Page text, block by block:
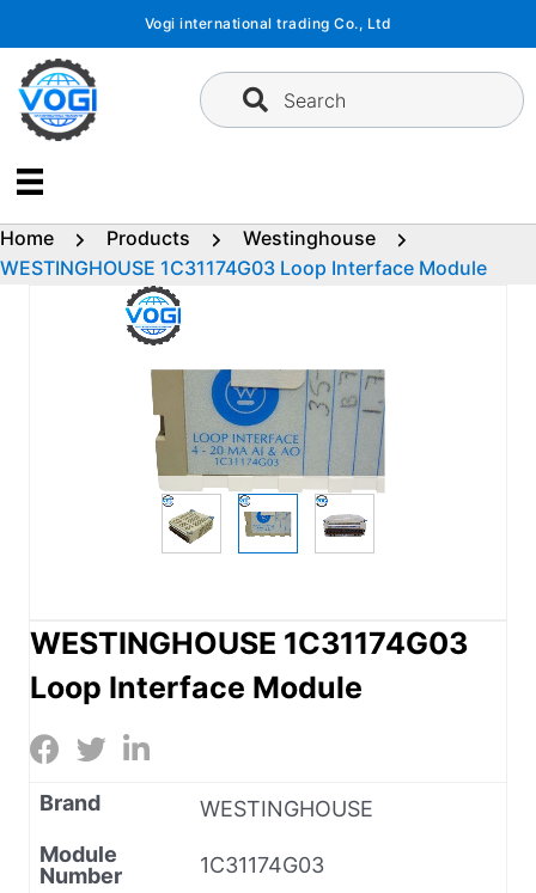
content
Vogi international trading Co., Ltd
Search
Home Products
Westinghouse
WESTINGHOUSE 1C31174G03 Loop Interface Module
WESTINGHOUSE 1C31174G03
Loop Interface Module
Brand
WESTINGHOUSE
Module
Number
1C31174G03